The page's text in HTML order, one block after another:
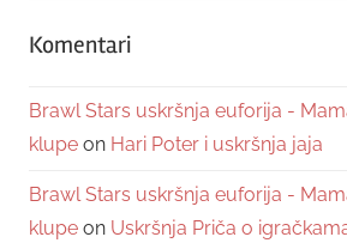
Komentari
Brawl Stars uskršnja euforija -
klupe on Hari Poter i uskršnja jaja
Brawl Stars uskršnja euforija -
klupe on Uskršnja Priča o